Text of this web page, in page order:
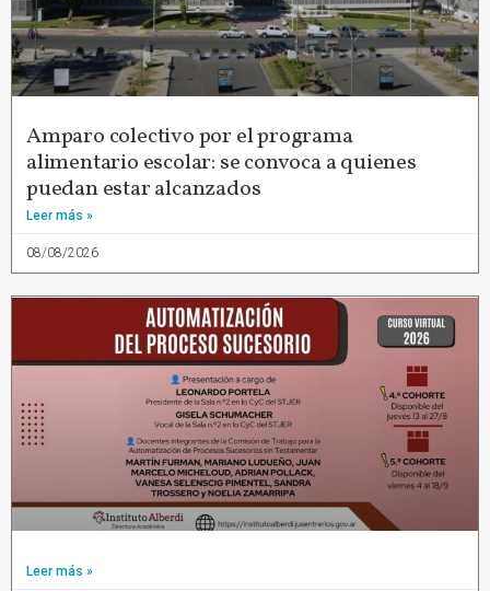
Amparo colectivo por el programa
alimentario escolar: se convoca a quienes
puedan estar alcanzados
Leer más »
08/08/2026
Leer más »